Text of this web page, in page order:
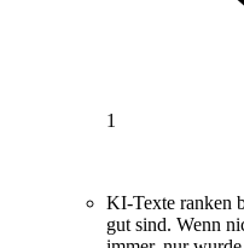
1
KI-Texte ranken
gut sind. Wenn